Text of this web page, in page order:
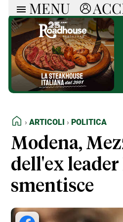
MENU
ARTICOLI
Politica
Economia
Società
La Nera
Che Cultura
La Provincia
Mondo
Italia
Tutti gli Articoli
Ricerca
HOME
ARTICOLI POLITICA
Modena,
dell'ex
smentisce